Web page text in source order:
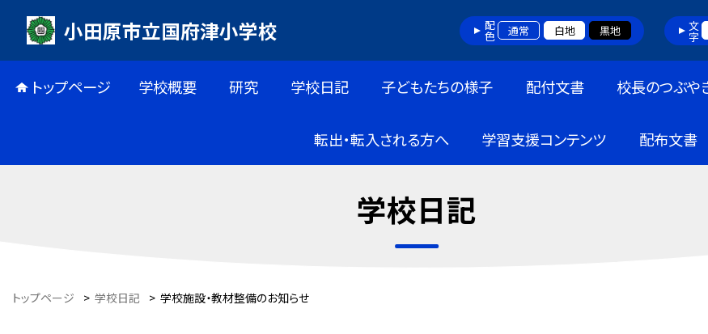
小田原市立国府津小学校 配色 通常 白地 黒地 文字
トップページ 学校概要 研究 学校日記 子どもたちの様子 配付文書 校長のつぶや
転出・転入される方へ 学習支援コンテンツ 配布文書
学校日記
トップページ > 学校日記 > 学校施設・教材整備のお知らせ